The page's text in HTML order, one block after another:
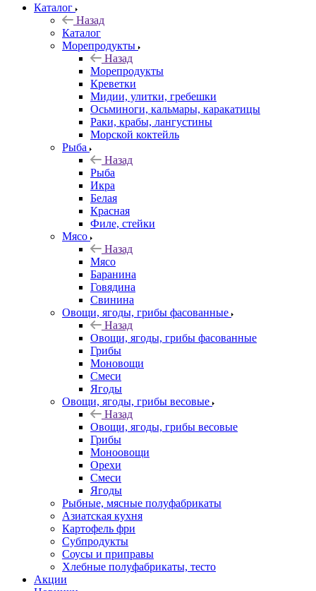
Каталог
Назад
Каталог
Морепродукты
Назад
Морепродукты
Креветки
Мидии, улитки, гребешки
Осьминоги, кальмары, каракатицы
Раки, крабы, лангустины
Морской коктейль
Рыба
Назад
Рыба
Икра
Белая
Красная
Филе, стейки
Мясо
Назад
Мясо
Баранина
Говядина
Свинина
Овощи, ягоды, грибы фасованные
Назад
Овощи, ягоды, грибы фасованные
Грибы
Моновощи
Смеси
Ягоды
Овощи, ягоды, грибы весовые
Назад
Овощи, ягоды, грибы весовые
Грибы
Моноовощи
Орехи
Смеси
Ягоды
Рыбные, мясные полуфабрикаты
Азиатская кухня
Картофель фри
Субпродукты
Соусы и приправы
Хлебные полуфабрикаты, тесто
Акции